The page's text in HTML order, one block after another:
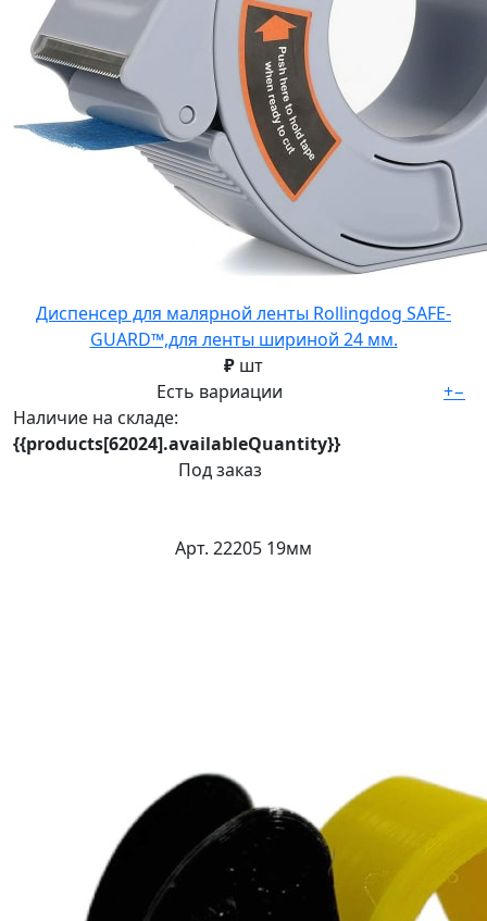
Диспенсер для малярной ленты Rollingdog SAFE-
GUARD™,для ленты шириной 24 мм.
₽ шт
Есть вариации
Наличие на складе:
{{products[62024].availableQuantity}}
Под заказ
+−
Арт. 22205 19мм